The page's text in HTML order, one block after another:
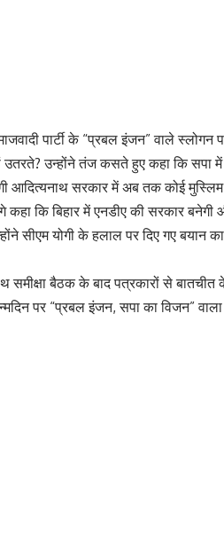
पार्टी के “प्रबल इंजन” वाले स्लोगन
उन्होंने तंज कसते हुए कहा कि सपा में
आदित्यनाथ सरकार में अब तक कोई
कि बिहार में एनडीए की सरकार बनेगी
सीएम योगी के हलाल पर दिए गए बयान
समीक्षा बैठक के बाद पत्रकारों से
पर “प्रबल इंजन, सपा का विजन” वाला